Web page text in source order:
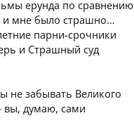
ерунда по сравнению
и мне было страшно…
парни-срочники
и Страшный суд
не забывать Великого
вы, думаю, сами